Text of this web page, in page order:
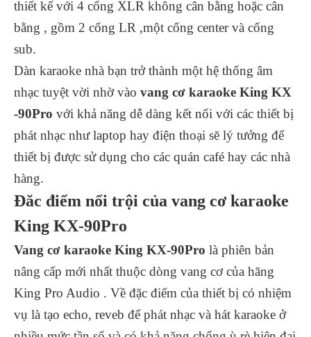
thiết kế với 4 cổng XLR không cân bằng hoặc cân
bằng , gồm 2 cổng LR ,một cổng center và cổng
sub.
Dàn karaoke nhà bạn trở thành một hệ thống âm
nhạc tuyệt vời nhờ vào vang cơ karaoke King KX
-90Pro với khả năng dễ dàng kết nối với các thiết bị
phát nhạc như laptop hay điện thoại sẽ lý tưởng để
thiết bị được sử dụng cho các quán café hay các nhà
hàng.
Đăc điểm nổi trội của vang cơ karaoke
King KX-90Pro
Vang cơ karaoke King KX-90Pro là phiên bản
nâng cấp mới nhất thuộc dòng vang cơ của hãng
King Pro Audio . Về đặc điểm của thiết bị có nhiệm
vụ là tạo echo, reveb để phát nhạc và hát karaoke ở